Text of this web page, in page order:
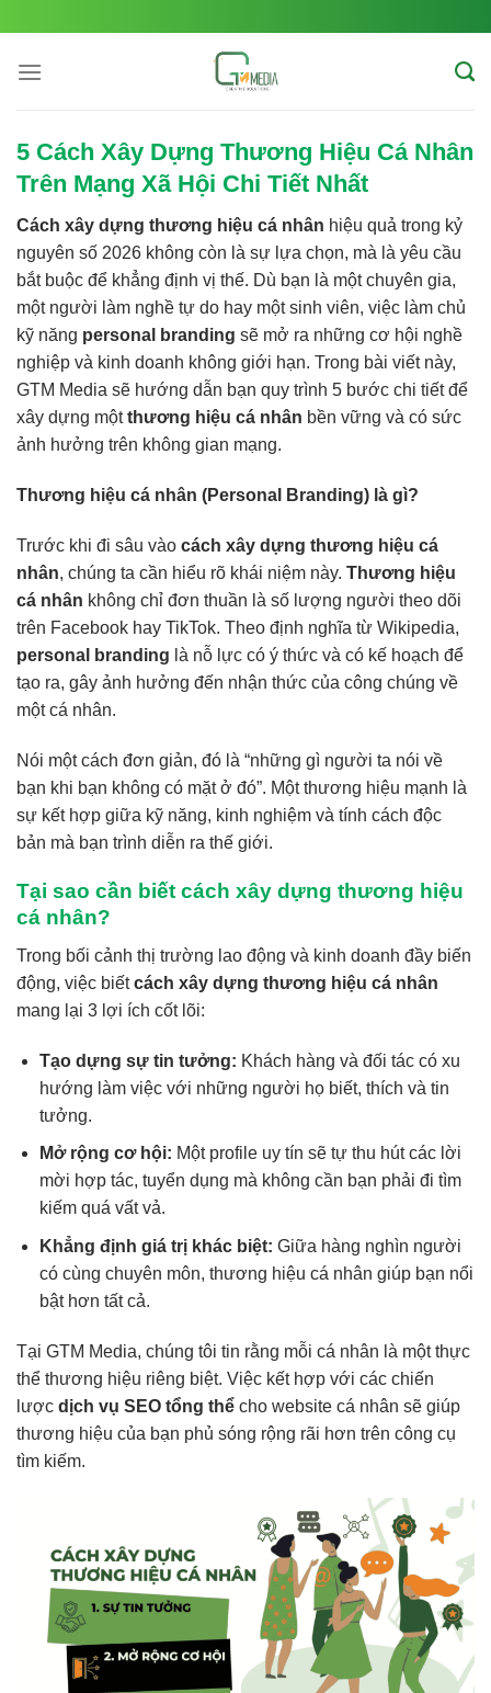
content
5 Cách Xây Dựng Thương Hiệu Cá Nhân
Trên Mạng Xã Hội Chi Tiết Nhất
Cách xây dựng thương hiệu cá nhân hiệu quả trong kỷ
nguyên số 2026 không còn là sự lựa chọn, mà là yêu cầu
bắt buộc để khẳng định vị thế. Dù bạn là một chuyên gia,
một người làm nghề tự do hay một sinh viên, việc làm chủ
kỹ năng personal branding sẽ mở ra những cơ hội nghề
nghiệp và kinh doanh không giới hạn. Trong bài viết này,
GTM Media sẽ hướng dẫn bạn quy trình 5 bước chi tiết để
xây dựng mộtthương hiệu cá nhân bền vững và có sức
ảnh hưởng trên không gian mạng.
Thương hiệu cá nhân (Personal Branding) là gì?
Trước khi đi sâu vào cách xây dựng thương hiệu cá
nhân, chúng ta cần hiểu rõ khái niệm này. Thương hiệu
cá nhân không chỉ đơn thuần là số lượng người theo dõi
trên Facebook hay TikTok. Theo định nghĩa từ Wikipedia,
personal branding là nỗ lực có ý thức và có kế hoạch để
tạo ra, gây ảnh hưởng đến nhận thức của công chúng về
một cá nhân.
Nói một cách đơn giản, đó là “những gì người ta nói về
bạn khi bạn không có mặt ở đó”. Một thương hiệu mạnh là
sự kết hợp giữa kỹ năng, kinh nghiệm và tính cách độc
bản mà bạn trình diễn ra thế giới.
Tại sao cần biết cách xây dựng thương hiệu
cá nhân?
Trong bối cảnh thị trường lao động và kinh doanh đầy biến
động, việc biếtcách xây dựng thương hiệu cá nhân
mang lại 3 lợi ích cốt lõi:
Tạo dựng sự tin tưởng: Khách hàng và đối tác có xu
hướng làm việc với những người họ biết, thích và tin
tưởng.
Mở rộng cơ hội: Một profile uy tín sẽ tự thu hút các lời
mời hợp tác, tuyển dụng mà không cần bạn phải đi tìm
kiếm quá vất vả.
Khẳng định giá trị khác biệt: Giữa hàng nghìn người
có cùng chuyên môn, thương hiệu cá nhân giúp bạn nổi
bật hơn tất cả.
Tại GTM Media, chúng tôi tin rằng mỗi cá nhân là một thực
thể thương hiệu riêng biệt. Việc kết hợp với các chiến
lược dịch vụ SEO tổng thể cho website cá nhân sẽ giúp
thương hiệu của bạn phủ sóng rộng rãi hơn trên công cụ
tìm kiếm.